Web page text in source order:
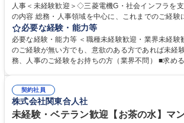
人事＜未経験歓迎＞◇三菱電機G・社会インフラを支え
の内容 総務・人事領域を中心に、これまでのご経験
します。 ＜具体的には＞ ・総務/人事労務（給与・社保・勤怠管理など）
・採用・教育研修 ・福利厚生運用 など ※基本的に
採用や教育等の業務内容により、関西圏以外への日
出張もございます。 ※担当業務を持ちつつ、お互い
必要な経験・能力等
必要な経験・能力等 ＜職種未経験歓迎・業界未経験
のご経験が無い方でも、意欲のある方であれば未経
務、人事のご経験をお持ちの方（業界不問） ■求める人物像：・社内外の
契約社員
株式会社関東合人社
未経験・ベテラン歓迎【お茶の水】マ